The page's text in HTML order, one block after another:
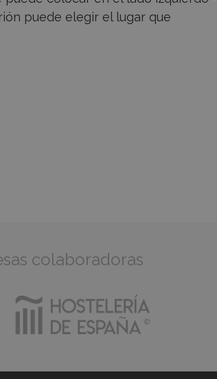
puede elegir el lugar que
colaboradoras